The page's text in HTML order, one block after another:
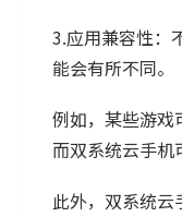
3.应用兼容性：
能会有所不同。
例如，某些游戏
而双系统云手机
此外，双系统